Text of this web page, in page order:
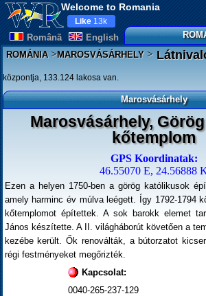
Welcome to Romania
Românã English
Like 13k
ROMÁNIA>MAROSVÁSÁRHELY>
központja, 133.124 lakosa van.
Marosvásárhely
Marosvásárhely,
kőtemplom
GPS Koordinatak:
46.55070 E, 24.56888
Ezen a helyen 1750-ben a görög katólikusok
amely harminc év múlva leégett. Így 1792-1794
kőtemplomot építettek. A sok barokk elemet
János készítette. A II. világháborút követően a
kezébe került. Ők renoválták, a bútorzatot
régi festményeket megőrizték.
Kapcsolat:
0040-265-237-129